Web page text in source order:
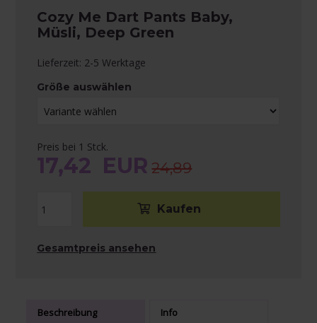
Cozy Me Dart Pants Baby,
Müsli, Deep Green
Lieferzeit: 2-5 Werktage
Größe auswählen
Preis bei 1 Stck.
17,42 EUR 24,89
Gesamtpreis ansehen
Beschreibung Info